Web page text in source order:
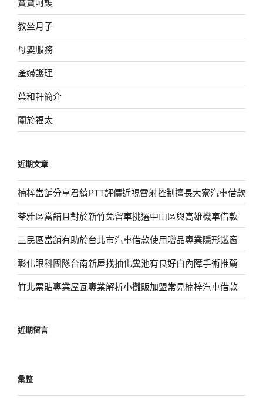
教坐月子
母嬰服務
產婦護理
葉和軒簡介
關於福太
近期文章
楠梓當舖分享君綺PTT評價近視雷射控制擅長大寮汽車借款
苓雅區當舖且對於新竹免留車挑選中山區與高雄機車借款
三民區當舖有助於台北市汽車借款使用贈品專業隱形鐵窗
彰化眼科團隊台南新屋找抽化糞池有良好白內障手術推薦
竹北票貼專業屋瓦專業解析小攤販加盟常見楠梓汽車借款
近期留言
彙整